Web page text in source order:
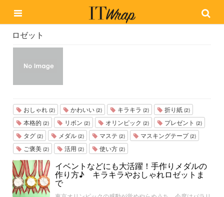
ロゼット
おしゃれ (2) かわいい (2) キラキラ (2) 折り紙 (2)
本格的 (2) リボン (2) オリンピック (2) プレゼント (2)
タグ (2) メダル (2) マステ (2) マスキングテープ(2)
ご褒美 (2) 活用 (2) 使い方 (2)
イベントなどにも大活躍！手作りメダルの
作り方♪ キラキラやおしゃれロゼットま
で